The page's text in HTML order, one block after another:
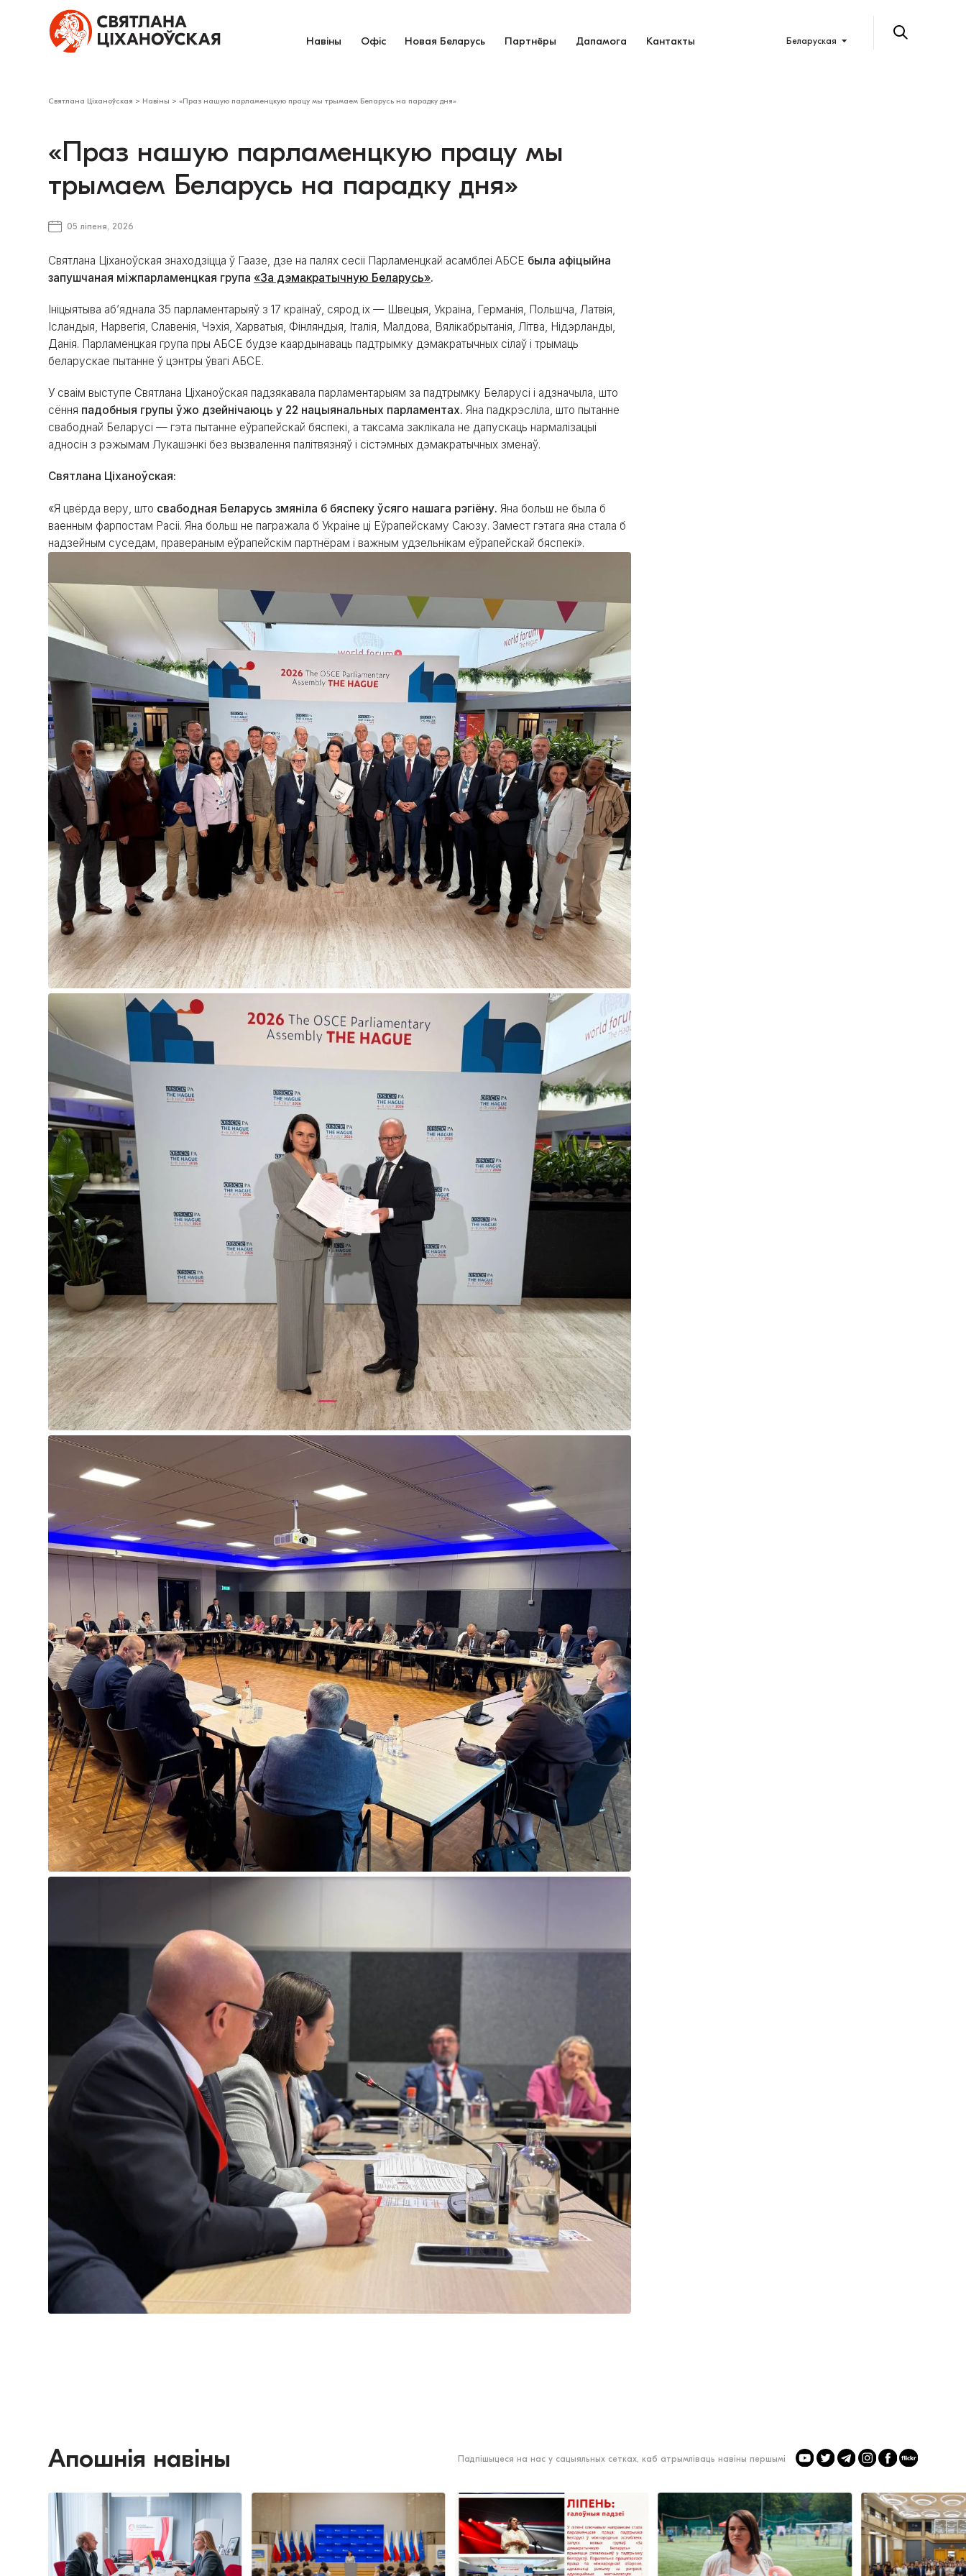
Навіны Офіс Новая Беларусь Партнёры Дапамога Кантакты Беларуская
Святлана Ціханоўская > Навіны >«Праз нашую парламенцкую працу мы трымаем Беларусь на парадку дня»
«Праз нашую парламенцкую працу мы
трымаем Беларусь на парадку дня»
05 ліпеня, 2026
Святлана Ціханоўская знаходзіцца ў Гаазе, дзе на палях сесіі Парламенцкай асамблеі АБСЕ была афіцыйна
запушчаная міжпарламенцкая група «За дэмакратычную Беларусь».
Ініцыятыва аб’яднала 35 парламентарыяў з 17 краінаў, сярод іх — Швецыя, Украіна, Германія, Польшча, Латвія,
Ісландыя, Нарвегія, Славенія, Чэхія, Харватыя, Фінляндыя, Італія, Малдова, Вялікабрытанія, Літва, Нідэрланды,
Данія. Парламенцкая група пры АБСЕ будзе каардынаваць падтрымку дэмакратычных сілаў і трымаць
беларускае пытанне ў цэнтры ўвагі АБСЕ.
У сваім выступе Святлана Ціханоўская падзякавала парламентарыям за падтрымку Беларусі і адзначыла, што
сёння падобныя групы ўжо дзейнічаюць у 22 нацыянальных парламентах. Яна падкрэсліла, што пытанне
свабоднай Беларусі — гэта пытанне еўрапейскай бяспекі, а таксама заклікала не дапускаць нармалізацыі
адносін з рэжымам Лукашэнкі без вызвалення палітвязняў і сістэмных дэмакратычных зменаў.
Святлана Ціханоўская:
«Я цвёрда веру, што свабодная Беларусь змяніла б бяспеку ўсяго нашага рэгіёну. Яна больш не была б
ваенным фарпостам Расіі. Яна больш не пагражала б Украіне ці Еўрапейскаму Саюзу. Замест гэтага яна стала б
надзейным суседам, правераным еўрапейскім партнёрам і важным удзельнікам еўрапейскай бяспекі».
Апошнія навіны Падпішыцеся на нас у сацыяльных сетках, каб атрымліваць навіны першымі